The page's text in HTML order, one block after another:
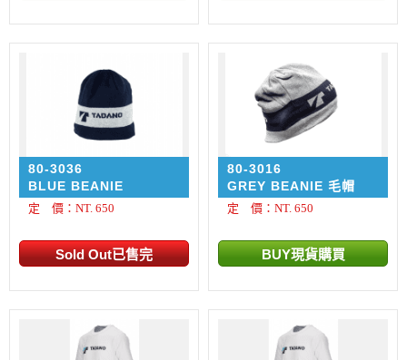
80-3036
BLUE BEANIE
定 價：NT. 650
80-3016
GREY BEANIE 毛帽
定 價：NT. 650